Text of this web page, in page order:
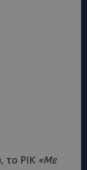
το ΡΙΚ «Με